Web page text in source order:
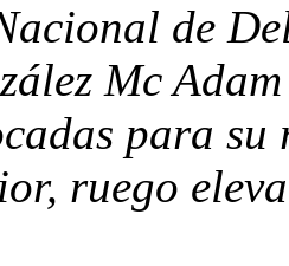
de
Mc
para su
ruego